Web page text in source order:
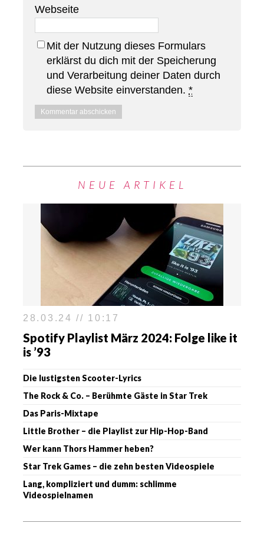
Webseite
Mit der Nutzung dieses Formulars
erklärst du dich mit der Speicherung
und Verarbeitung deiner Daten durch
diese Website einverstanden. *
NEUE ARTIKEL
28.03.24 // 10:17
Spotify Playlist März 2024: Folge like it
is ’93
Die lustigsten Scooter-Lyrics
The Rock & Co. – Berühmte Gäste in Star Trek
Das Paris-Mixtape
Little Brother – die Playlist zur Hip-Hop-Band
Wer kann Thors Hammer heben?
Star Trek Games – die zehn besten Videospiele
Lang, kompliziert und dumm: schlimme
Videospielnamen